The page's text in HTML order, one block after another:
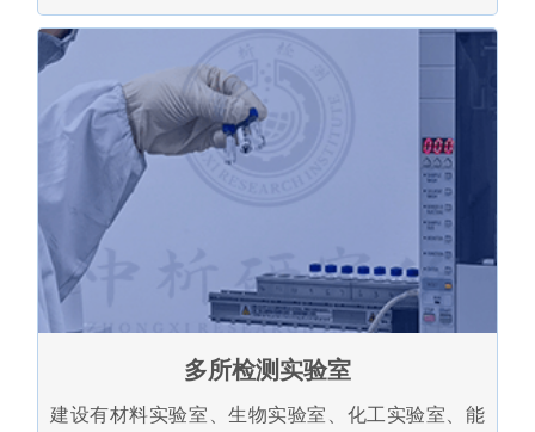
多所检测实验室
建设有材料实验室、生物实验室、化工实验室、能